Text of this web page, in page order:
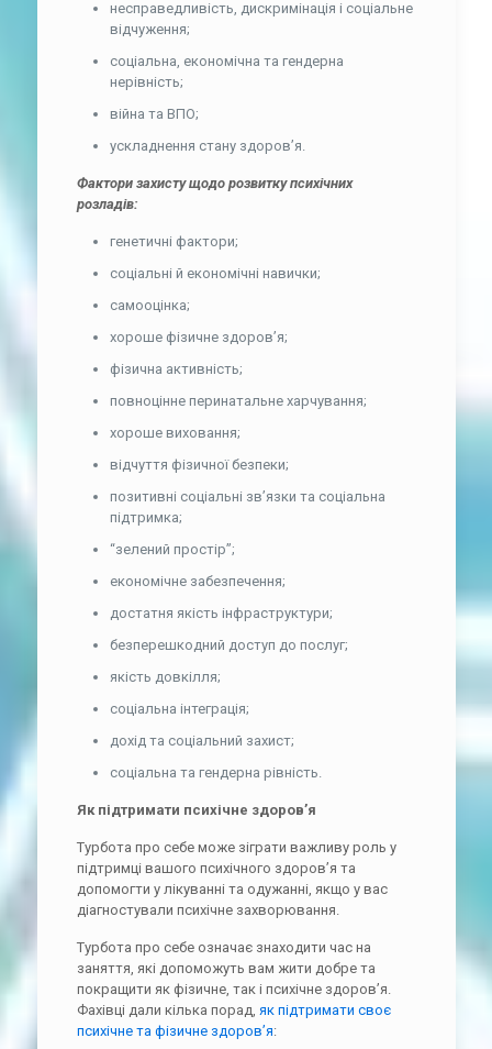
несправедливість, дискримінація і соціальне
відчуження;
соціальна, економічна та гендерна
нерівність;
війна та ВПО;
ускладнення стану здоров’я.
Фактори захисту щодо розвитку психічних
розладів:
генетичні фактори;
соціальні й економічні навички;
самооцінка;
хороше фізичне здоров’я;
фізична активність;
повноцінне перинатальне харчування;
хороше виховання;
відчуття фізичної безпеки;
позитивні соціальні зв’язки та соціальна
підтримка;
“зелений простір”;
економічне забезпечення;
достатня якість інфраструктури;
безперешкодний доступ до послуг;
якість довкілля;
соціальна інтеграція;
дохід та соціальний захист;
соціальна та гендерна рівність.
Як підтримати психічне здоров’я
Турбота про себе може зіграти важливу роль у
підтримці вашого психічного здоров’я та
допомогти у лікуванні та одужанні, якщо у вас
діагностували психічне захворювання.
Турбота про себе означає знаходити час на
заняття, які допоможуть вам жити добре та
покращити як фізичне, так і психічне здоров’я.
Фахівці дали кілька порад, як підтримати своє
психічне та фізичне здоров’я: